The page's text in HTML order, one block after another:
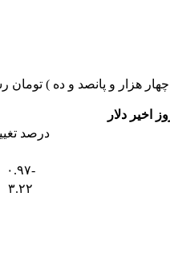
درصد
-۰.۹۷
۳.۲۲